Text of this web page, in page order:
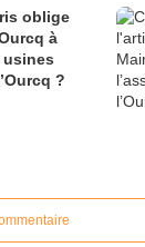
oblige
à
usines
?